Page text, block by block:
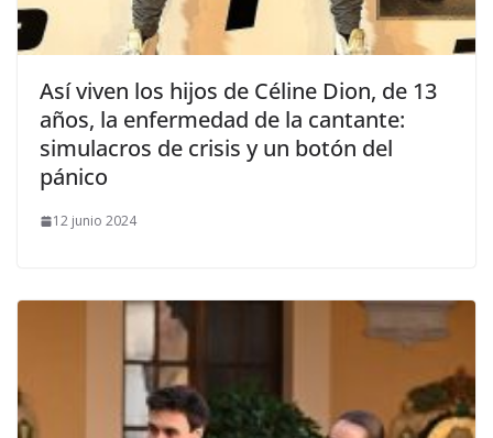
​Así viven los hijos de Céline Dion, de 13
años, la enfermedad de la cantante:
simulacros de crisis y un botón del
pánico
12 junio 2024